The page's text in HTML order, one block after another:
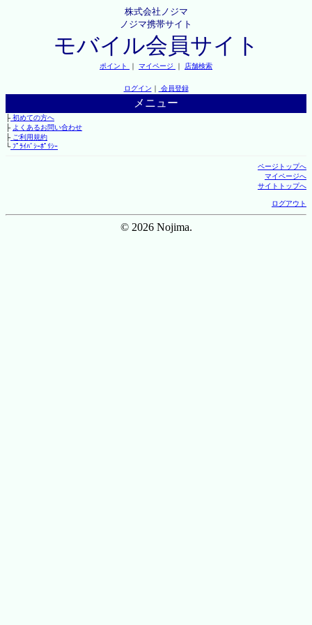
株式会社ノジマ
ノジマ携帯サイト
モバイル会員サイト
ポイント ｜ マイページ ｜ 店舗検索
ログイン ｜ 会員登録
メニュー
├初めての方へ
├ よくあるお問い合わせ
├ご利用規約
└ﾌﾟﾗｲﾊﾞｼｰﾎﾟﾘｼｰ
ページトップへ
マイページへ
サイトトップへ
ログアウト
© 2026 Nojima.